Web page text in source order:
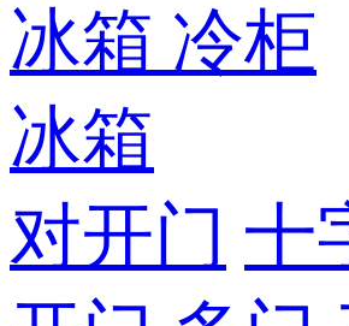
冰箱 冷柜
冰箱
对开门 十